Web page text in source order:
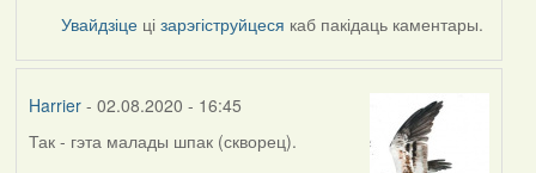
Увайдзіце цізарэгіструйцеся каб пакідаць каментары.
Harrier- 02.08.2020 - 16:45
In
Так - гэта малады шпак (скворец).